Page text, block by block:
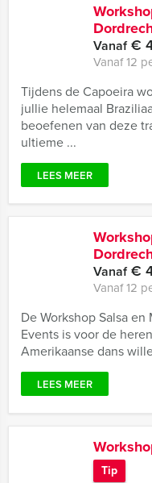
Vanaf€
Vanaf 12
Tijdens de Capoeira
jullie helemaal
beoefenen van deze
ultieme ...
LEES MEER
Vanaf€
Vanaf 12
De Workshop Salsa
Events is voor de
Amerikaanse dans
LEES MEER
Tip